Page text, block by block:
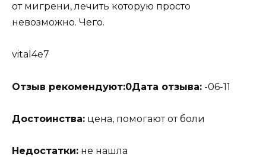
от мигрени, лечить которую просто
невозможно. Чего.
vital4e7
Отзыв рекомендуют:0Дата отзыва: -06-11
Достоинства: цена, помогают от боли
Недостатки: не нашла